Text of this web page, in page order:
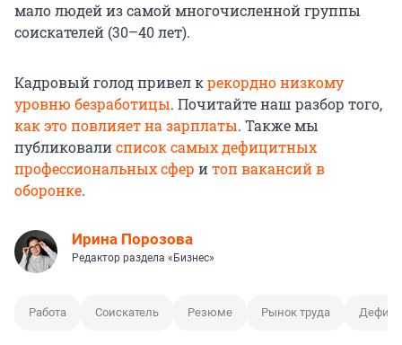
мало людей из самой многочисленной группы
соискателей (30–40 лет).
Кадровый голод привел крекордно низкому
уровню безработицы. Почитайте наш разбор того,
как это повлияет на зарплаты. Также мы
публиковалисписок самых дефицитных
профессиональных сфер итоп вакансий в
оборонке.
Ирина Порозова
Редактор раздела «Бизнес»
Работа Соискатель Резюме Рынок труда